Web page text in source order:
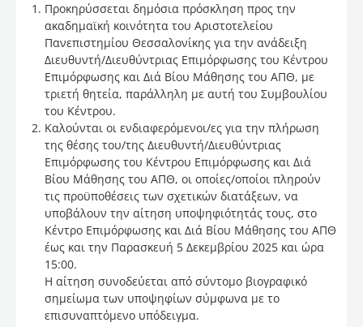
Προκηρύσσεται δημόσια πρόσκληση προς την
ακαδημαϊκή κοινότητα του Αριστοτελείου
Πανεπιστημίου Θεσσαλονίκης για την ανάδειξη
Διευθυντή/Διευθύντριας Επιμόρφωσης του Κέντρου
Επιμόρφωσης και Διά Βίου Μάθησης του ΑΠΘ, με
τριετή θητεία, παράλληλη με αυτή του Συμβουλίου
του Κέντρου.
Καλούνται οι ενδιαφερόμενοι/ες για την πλήρωση
της θέσης του/της Διευθυντή/Διευθύντριας
Επιμόρφωσης του Κέντρου Επιμόρφωσης και Διά
Βίου Μάθησης του ΑΠΘ, οι οποίες/οποίοι πληρούν
τις προϋποθέσεις των σχετικών διατάξεων, να
υποβάλουν την αίτηση υποψηφιότητάς τους, στο
Κέντρο Επιμόρφωσης και Διά Βίου Μάθησης του ΑΠΘ
έως και την Παρασκευή 5 Δεκεμβρίου 2025 και ώρα
15:00.
Η αίτηση συνοδεύεται από σύντομο βιογραφικό
σημείωμα των υποψηφίων σύμφωνα με το
επισυναπτόμενο υπόδειγμα.